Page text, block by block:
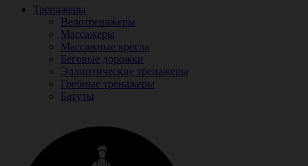
Тренажеры
Велотренажеры
Массажеры
Массажные кресла
Беговые дорожки
Эллиптические тренажеры
Гребные тренажеры
Батуты